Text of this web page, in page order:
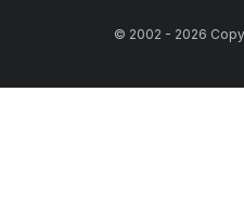
© 2002 - 2026